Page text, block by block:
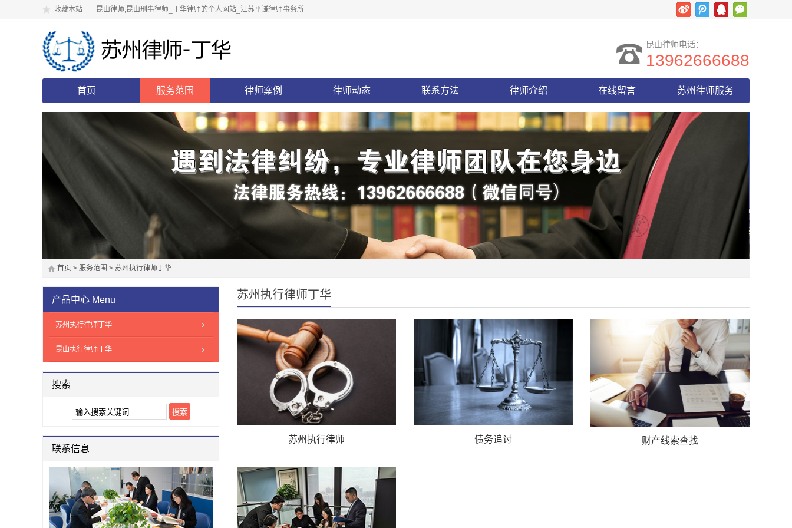
收藏本站 昆山律师,昆山刑事律师_丁华律师的个人网站_江苏平谦律师事务所
昆山律师电话：
13962666688
首页 服务范围 律师案例 律师动态 联系方法 律师介绍 在线留言 苏州律师服务
首页 > 服务范围 > 苏州执行律师丁华
苏州执行律师丁华
苏州执行律师 债务追讨 财产线索查找
产品中心 Menu
苏州执行律师丁华
昆山执行律师丁华
搜索
联系信息